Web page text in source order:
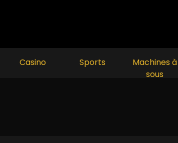
Casino Sports
Machines à
sous